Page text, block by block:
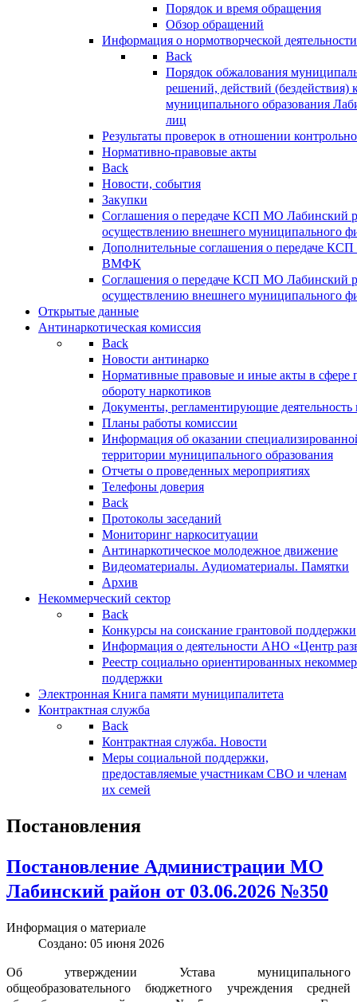
Порядок и время обращения
Обзор обращений
Информация о нормотворческой деятельности
Back
Порядок обжалования
решений, действий (бездействия)
муниципального образования
лиц
Результаты проверок в отношении
Нормативно-правовые акты
Back
Новости, события
Закупки
Соглашения о передаче КСП МО Лабинский
осуществлению внешнего муниципального
Дополнительные соглашения о передаче
ВМФК
Соглашения о передаче КСП МО Лабинский
осуществлению внешнего муниципального
Открытые данные
Антинаркотическая комиссия
Back
Новости антинарко
Нормативные правовые и иные акты в сфере
обороту наркотиков
Документы, регламентирующие деятельность
Планы работы комиссии
Информация об оказании
территории муниципального образования
Отчеты о проведенных мероприятиях
Телефоны доверия
Back
Протоколы заседаний
Мониторинг наркоситуации
Антинаркотическое молодежное движение
Видеоматериалы. Аудиоматериалы. Памятки
Архив
Некоммерческий сектор
Back
Конкурсы на соискание грантовой поддержки
Информация о деятельности АНО «Центр
Реестр социально ориентированных
поддержки
Электронная Книга памяти муниципалитета
Контрактная служба
Back
Контрактная служба. Новости
Меры социальной поддержки,
предоставляемые участникам СВО и членам
их семей
Постановления
Постановление Администрации МО
Лабинский район от 03.06.2026 №350
Информация о материале
Создано: 05 июня 2026
Об утверждении Устава муниципального
общеобразовательного бюджетного учреждения средней